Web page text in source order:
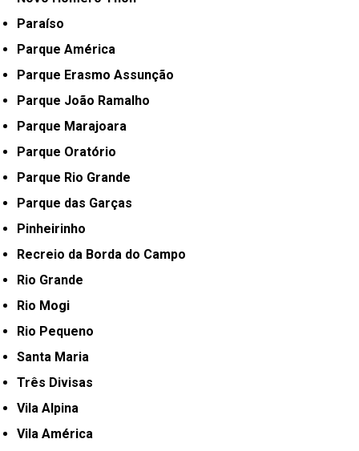
Paraíso
Parque América
Parque Erasmo Assunção
Parque João Ramalho
Parque Marajoara
Parque Oratório
Parque Rio Grande
Parque das Garças
Pinheirinho
Recreio da Borda do Campo
Rio Grande
Rio Mogi
Rio Pequeno
Santa Maria
Três Divisas
Vila Alpina
Vila América